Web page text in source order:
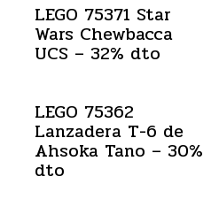
LEGO 75371 Star
Wars Chewbacca
UCS – 32% dto
LEGO 75362
Lanzadera T-6 de
Ahsoka Tano – 30%
dto